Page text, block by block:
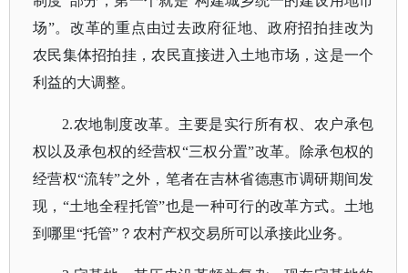
场”。改革的重点由过去政府征地、政府招拍挂改为
农民集体招拍挂，农民直接进入土地市场，这是一个
利益的大调整。
2.农地制度改革。主要是实行所有权、农户承包
权以及承包权的经营权“三权分置”改革。除承包权的
经营权“流转”之外，笔者在吉林省德惠市调研期间发
现，“土地全程托管”也是一种可行的改革方式。土地
到哪里“托管”？农村产权交易所可以承接此业务。